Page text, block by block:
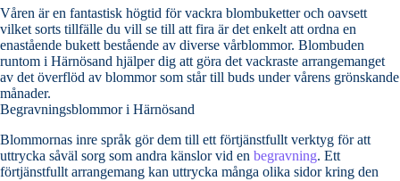
Våren är en fantastisk högtid för vackra blombuketter och oavsett
vilket sorts tillfälle du vill se till att fira är det enkelt att ordna en
enastående bukett bestående av diverse vårblommor. Blombuden
runtom i Härnösand hjälper dig att göra det vackraste arrangemanget
av det överflöd av blommor som står till buds under vårens grönskande
månader.
Begravningsblommor i Härnösand
Blommornas inre språk gör dem till ett förtjänstfullt verktyg för att
uttrycka såväl sorg som andra känslor vid en begravning. Ett
förtjänstfullt arrangemang kan uttrycka många olika sidor kring den